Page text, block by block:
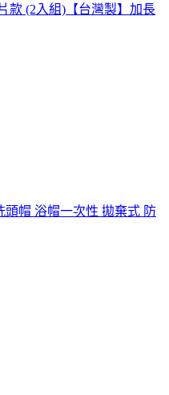
款 (2入組)【台灣製】加長
頭帽 浴帽一次性 拋棄式 防